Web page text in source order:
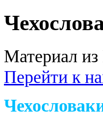
Материал
Перейти к